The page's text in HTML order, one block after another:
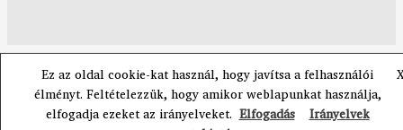
Ez az oldal cookie-kat használ, hogy javítsa a felhasználói
élményt. Feltételezzük, hogy amikor weblapunkat használja,
elfogadja ezeket az irányelveket. Elfogadás
Irányelvek